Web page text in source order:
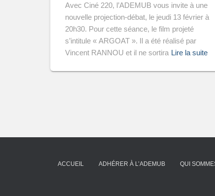
Avec Ciné 220, l’ADEMUB vous invite à une
nouvelle projection-débat, le jeudi 13 février à
20h30. Pour cette séance, le film projeté
s’intitule « ARGOAT ». Il a été réalisé par
Vincent RANNOU et il ne sortira Lire la suite
ACCUEIL ADHÉRER À L’ADEMUB QUI